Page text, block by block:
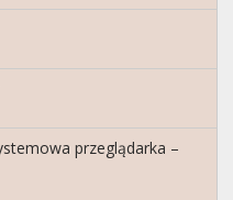
przeglądarka –